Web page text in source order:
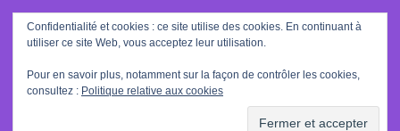
Rechercher
:
Confidentialité et cookies : ce site utilise des cookies. En continuant à
utiliser ce site Web, vous acceptez leur utilisation.
Pour en savoir plus, notamment sur la façon de contrôler les cookies,
consultez : Politique relative aux cookies